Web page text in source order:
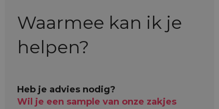
Waarmee kan ik je
helpen?
Heb je advies nodig?
Wil je een sample van onze zakjes